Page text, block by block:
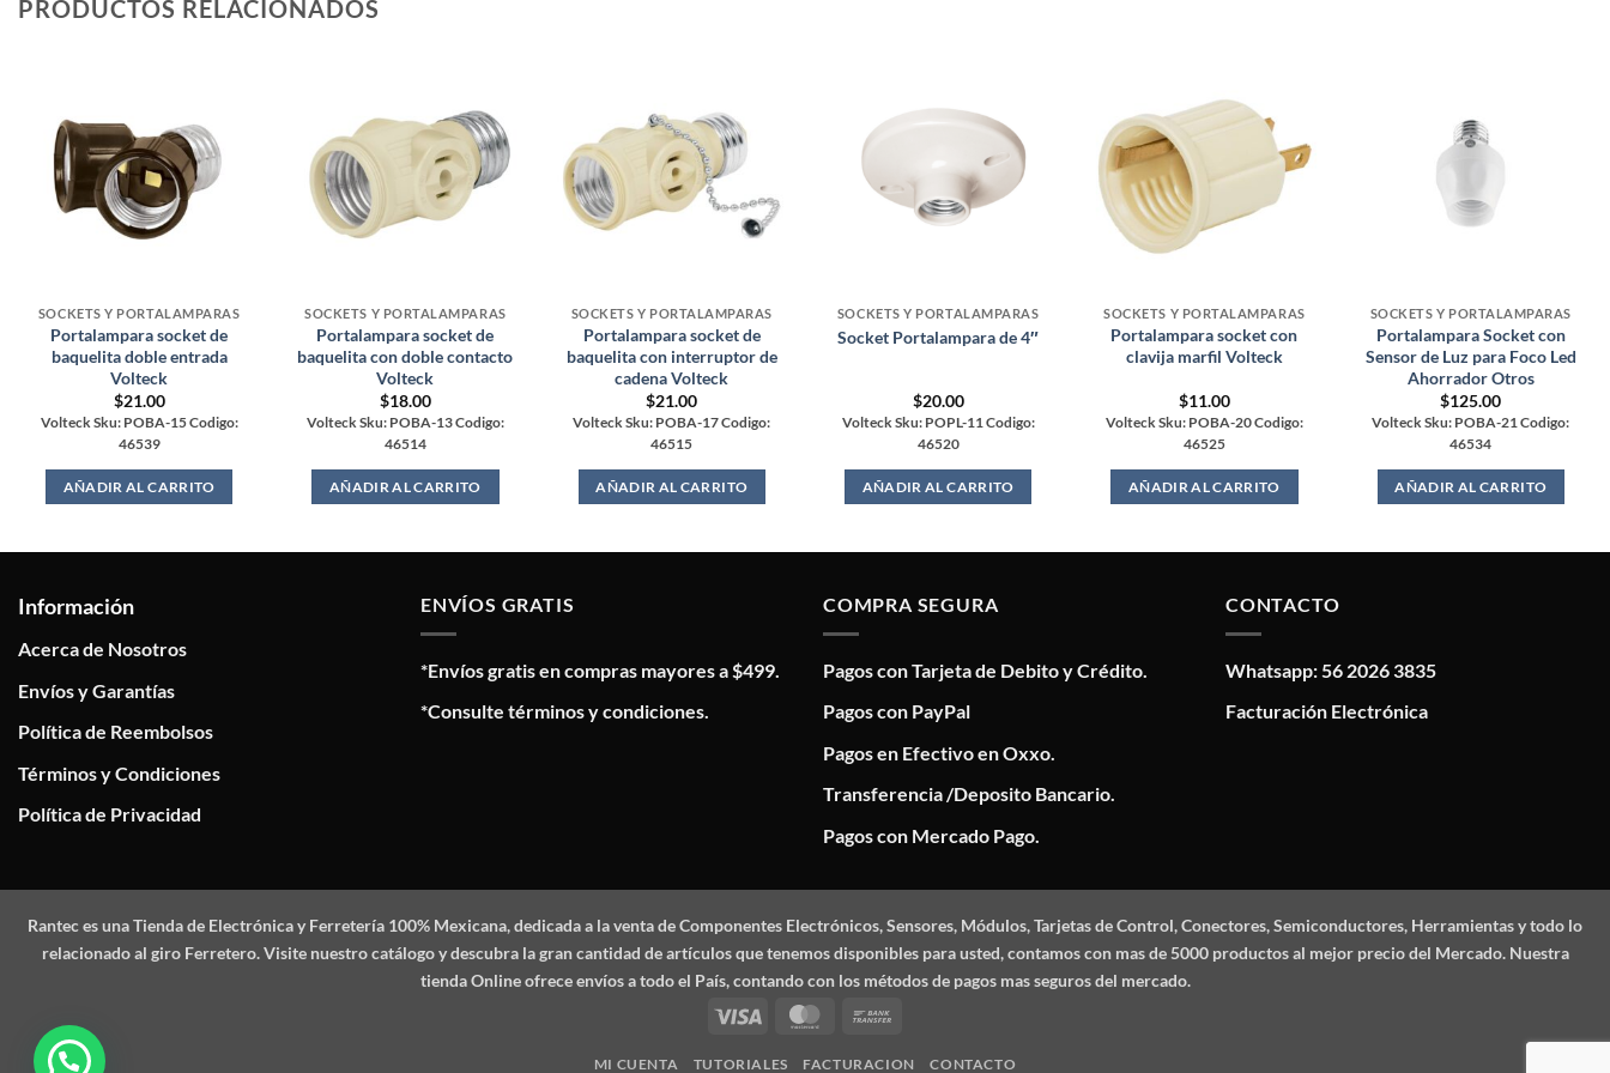
PRODUCTOS RELACIONADOS
SOCKETS Y PORTALAMPARAS
Portalampara socket de
baquelita doble entrada
Volteck
$21.00
Volteck Sku: POBA-15 Codigo:
46539
AÑADIR AL CARRITO
SOCKETS Y PORTALAMPARAS
Portalampara socket de
baquelita con doble contacto
Volteck
$18.00
Volteck Sku: POBA-13 Codigo:
46514
AÑADIR AL CARRITO
SOCKETS Y PORTALAMPARAS
Portalampara socket de
baquelita con interruptor de
cadena Volteck
$21.00
Volteck Sku: POBA-17 Codigo:
46515
AÑADIR AL CARRITO
SOCKETS Y PORTALAMPARAS
Socket Portalampara de 4″
$20.00
Volteck Sku: POPL-11 Codigo:
46520
AÑADIR AL CARRITO
SOCKETS Y PORTALAMPARAS
Portalampara socket con
clavija marfil Volteck
$11.00
Volteck Sku: POBA-20 Codigo:
46525
AÑADIR AL CARRITO
SOCKETS Y PORTALAMPARAS
Portalampara Socket con
Sensor de Luz para Foco Led
Ahorrador Otros
$125.00
Volteck Sku: POBA-21 Codigo:
46534
AÑADIR AL CARRITO
Información
Acerca de Nosotros
Envíos y Garantías
Política de Reembolsos
Términos y Condiciones
Política de Privacidad
ENVÍOS GRATIS
*Envíos gratis en compras mayores a $499.
*Consulte términos y condiciones.
COMPRA SEGURA
Pagos con Tarjeta de Debito y Crédito.
Pagos con PayPal
Pagos en Efectivo en Oxxo.
Transferencia /Deposito Bancario.
Pagos con Mercado Pago.
CONTACTO
Whatsapp: 56 2026 3835
Facturación Electrónica
Ranteces una Tienda de Electrónica y Ferretería 100% Mexicana, dedicada a la venta de Componentes Electrónicos, Sensores, Módulos, Tarjetas de Control, Conectores, Semiconductores, Herramientas y todo lo
relacionado al giro Ferretero. Visite nuestro catálogo y descubra la gran cantidad de artículos que tenemos disponibles para usted, contamos con mas de 5000 productos al mejor precio del Mercado. Nuestra
tienda Online ofrece envíos a todo el País, contando con los métodos de pagos mas seguros del mercado.
Visa
MasterCard
MI CUENTA TUTORIALES FACTURACION CONTACTO